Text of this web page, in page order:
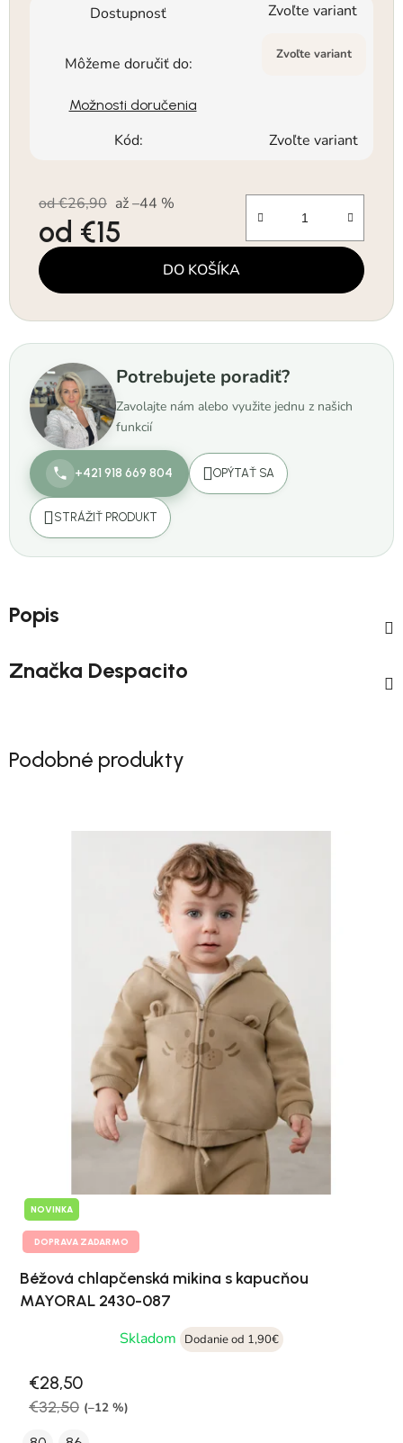
Dostupnosť Zvoľte variant
Môžeme doručiť do: Zvoľte variant
Možnosti doručenia
Kód: Zvoľte variant
od €26,90 až –44 %
od €15
Jednotková cena: DO KOŠÍKA
Potrebujete poradiť?
Zavolajte nám alebo využite jednu z našich
funkcií
+421 918 669 804 OPÝTAŤ SA
STRÁŽIŤ PRODUKT
Popis
Značka Despacito
Podobné produkty
NOVINKA
DOPRAVA ZADARMO
Béžová chlapčenská mikina s kapucňou
MAYORAL 2430-087
Skladom
Dodanie od 1,90€
€28,50
€32,50 (–12 %)